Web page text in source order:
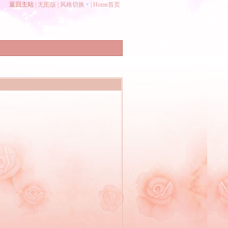
返回主站 无图版 风格切换 Home首页